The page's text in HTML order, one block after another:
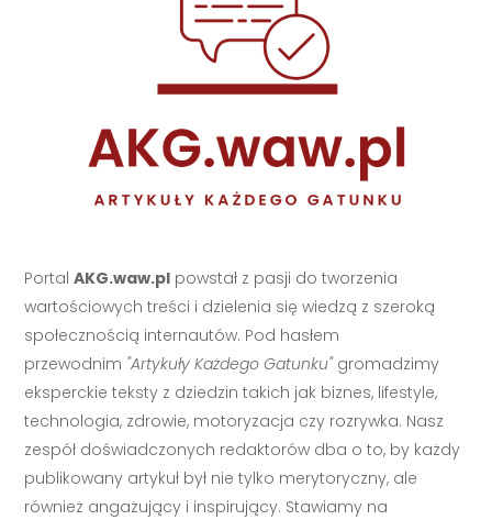
PortalAKG.waw.pl powstał z pasji do tworzenia
wartościowych treści i dzielenia się wiedzą z szeroką
społecznością internautów. Pod hasłem
przewodnim "Artykuły Każdego Gatunku"gromadzimy
eksperckie teksty z dziedzin takich jak biznes, lifestyle,
technologia, zdrowie, motoryzacja czy rozrywka. Nasz
zespół doświadczonych redaktorów dba o to, by każdy
publikowany artykuł był nie tylko merytoryczny, ale
również angażujący i inspirujący. Stawiamy na